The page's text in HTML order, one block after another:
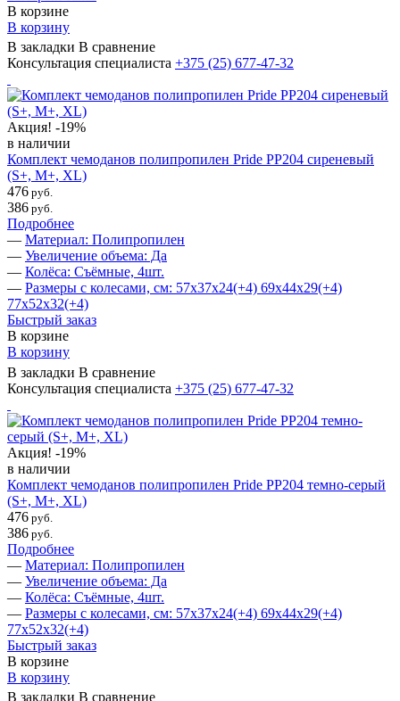
В корзине
В корзину
В закладки В сравнение
Консультация специалиста +375 (25) 677-47-32
Акция! -19%
в наличии
Комплект чемоданов полипропилен Pride PP204 сиреневый
(S+, M+, ХL)
476 руб.
386 руб.
Подробнее
— Материал: Полипропилен
— Увеличение объема: Да
— Колёса: Съёмные, 4шт.
— Размеры с колесами, см: 57х37х24(+4) 69х44х29(+4)
77х52х32(+4)
Быстрый заказ
В корзине
В корзину
В закладки В сравнение
Консультация специалиста +375 (25) 677-47-32
Акция! -19%
в наличии
Комплект чемоданов полипропилен Pride PP204 темно-серый
(S+, M+, ХL)
476 руб.
386 руб.
Подробнее
— Материал: Полипропилен
— Увеличение объема: Да
— Колёса: Съёмные, 4шт.
— Размеры с колесами, см: 57х37х24(+4) 69х44х29(+4)
77х52х32(+4)
Быстрый заказ
В корзине
В корзину
В закладки В сравнение